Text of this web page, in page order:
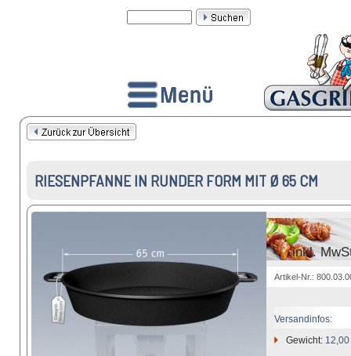
RIESENPFANNE IN RUNDER FORM MIT Ø 65 CM
inkl.
Artikel-Nr.:
Versandinfos:
Gewicht: